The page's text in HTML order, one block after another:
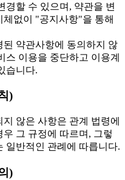
경할 수 있으며, 약관을 변
체없이 "공지사항"을 통해
약관사항에 동의하지 않
스 이용을 중단하고 이용계
습니다.
)
않은 사항은 관계 법령에
우 그 규정에 따르며, 그렇
일반적인 관례에 따릅니다.
)